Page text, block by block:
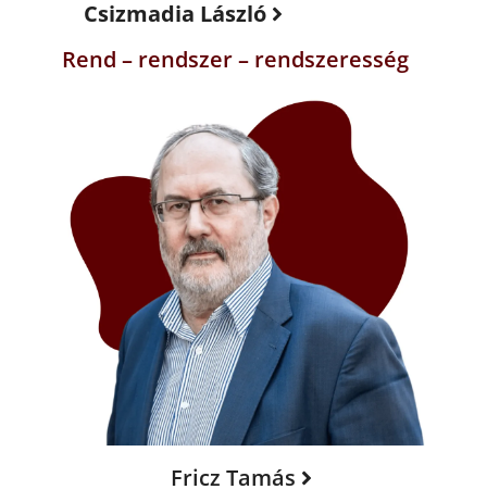
Csizmadia László
Rend – rendszer – rendszeresség
Fricz Tamás